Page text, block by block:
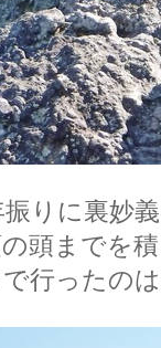
振りに裏妙
頭までを
行ったの